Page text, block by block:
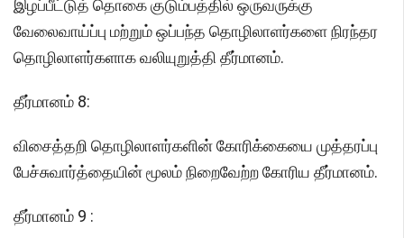
இழப்பீட்டுத் தொகை குடும்பத்தில் ஒருவருக்கு
வேலைவாய்ப்பு மற்றும் ஒப்பந்த தொழிலாளர்களை நிரந்தர
தொழிலாளர்களாக வலியுறுத்தி தீர்மானம்.
தீர்மானம் 8:
விசைத்தறி தொழிலாளர்களின் கோரிக்கையை முத்தரப்பு
பேச்சுவார்த்தையின் மூலம் நிறைவேற்ற கோரிய தீர்மானம்.
தீர்மானம் 9 :